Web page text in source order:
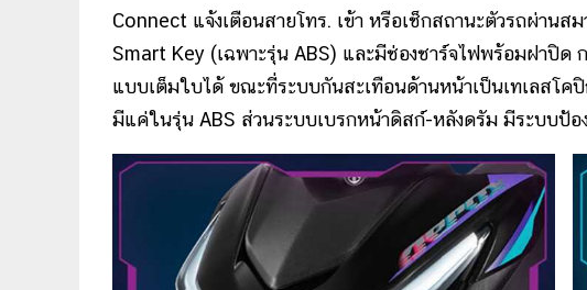
Connect แจ้งเตือนสายโทร. เข้า หรือเช็กสถานะตัวรถผ่า
Smart Key (เฉพาะรุ่น ABS) และมีช่องชาร์จไฟพร้อมฝาปิด
แบบเต็มใบได้ ขณะที่ระบบกันสะเทือนด้านหน้าเป็นเทเลสโ
มีแค่ในรุ่น ABS ส่วนระบบเบรกหน้าดิสก์-หลังดรัม มีระบบป้